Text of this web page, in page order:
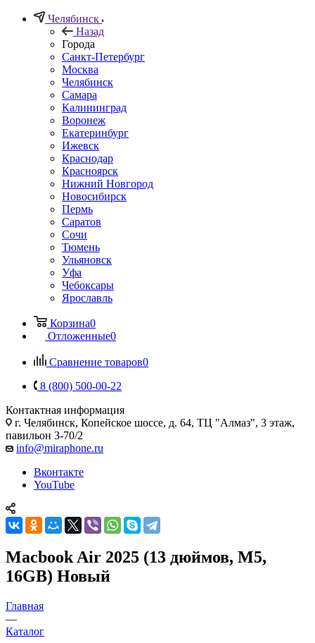
Челябинск
Назад
Города
Санкт-Петербург
Москва
Челябинск
Самара
Калининград
Воронеж
Екатеринбург
Ижевск
Краснодар
Красноярск
Нижний Новгород
Новосибирск
Пермь
Саратов
Сочи
Тюмень
Ульяновск
Уфа
Чебоксары
Ярославль
Корзина0
Отложенные0
Сравнение товаров0
8 (800) 500-00-22
Контактная информация
г. Челябинск, Копейское шоссе, д. 64, ТЦ "Алмаз", 3 этаж,
павильон 3-70/2
info@miraphone.ru
Вконтакте
YouTube
Macbook Air 2025 (13 дюймов, M5,
16GB) Новый
Главная
—
Каталог